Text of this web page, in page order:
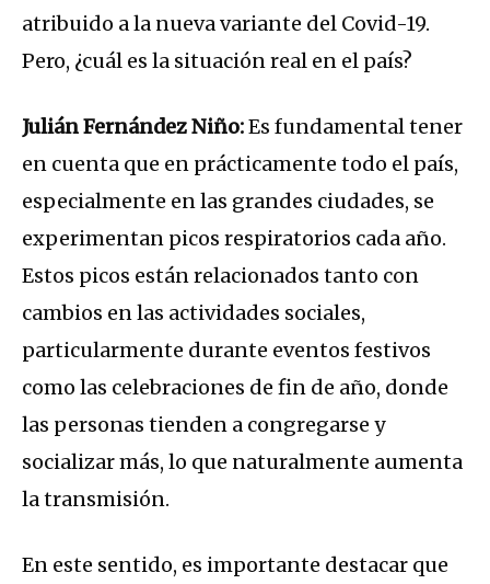
atribuido a la nueva variante del Covid-19.
Pero, ¿cuál es la situación real en el país?
Julián Fernández Niño:Es fundamental tener
en cuenta que en prácticamente todo el país,
especialmente en las grandes ciudades, se
experimentan picos respiratorios cada año.
Estos picos están relacionados tanto con
cambios en las actividades sociales,
particularmente durante eventos festivos
como las celebraciones de fin de año, donde
las personas tienden a congregarse y
socializar más, lo que naturalmente aumenta
la transmisión.
En este sentido, es importante destacar que